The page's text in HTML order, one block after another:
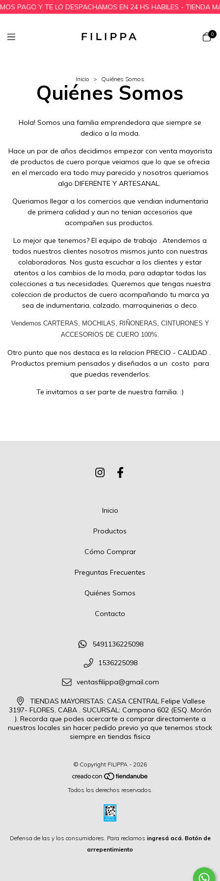
PAGO Y TE LO DESPACHAMOS EN 24 HS HABILES - TIENDA
0
Inicio > Quiénes Somos
Quiénes Somos
Hola! Somos una familia emprendedora que siempre se
dedico a la moda.
Hace un par de años decidimos empezar con venta mayorista
de productos de cuero porque veiamos que lo que se ofrecia
en el mercado era todo muy parecido y nosotros queriamos
algo DIFERENTE Y ARTESANAL.
Queriamos llegar a los comercios que vendian indumentaria
de primera calidad y aun no tenian accesorios que
acompañen sus productos.
Lo mejor que tenemos? El equipo de trabajo . Atendemos a
todos nuestros clientes nosotros mismos junto con nuestras
colaboradoras. Nos gusta escuchar a los clientes y estar
atentos a los cambios de la moda, para adaptar todas las
colecciones a tus necesidades. Queremos que tengas nuestra
coleccion de productos de cuero acompañando tu marca ya
sea de indumentaria, calzado, marroquinerias o deco.
Vendemos CARTERAS, MOCHILAS, RIÑONERAS , CINTURONES Y
ACCESORIOS DE CUERO 100%.
Otro punto que nos destaca es la relacion PRECIO - CALIDAD .
Productos premium pensados y diseñados a un costo para
que puedas revenderlos.
Te invitamos a ser parte de nuestra familia. :)
Inicio
Productos
Cómo Comprar
Preguntas Frecuentes
Quiénes Somos
Contacto
5491136225098
1536225098
ventasfilippa@gmail.com
TIENDAS MAYORISTAS: CASA CENTRAL Felipe Vallese
3197- FLORES, CABA . SUCURSAL: Campana 602 (ESQ. Morón
). Recorda que podes acercarte a comprar directamente a
nuestros locales sin hacer pedido previo ya que tenemos stock
siempre en tiendas fisica
© Copyright FILIPPA - 2026
Todos los derechos reservados.
Defensa de las y los consumidores. Para reclamos ingresá acá. Botón de
arrepentimiento